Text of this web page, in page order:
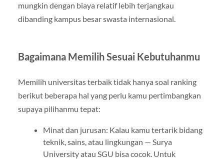
mungkin dengan biaya relatif lebih terjangkau
dibanding kampus besar swasta internasional.
Bagaimana Memilih Sesuai Kebutuhanmu
Memilih universitas terbaik tidak hanya soal ranking
berikut beberapa hal yang perlu kamu pertimbangkan
supaya pilihanmu tepat:
Minat dan jurusan: Kalau kamu tertarik bidang
teknik, sains, atau lingkungan — Surya
University atau SGU bisa cocok. Untuk